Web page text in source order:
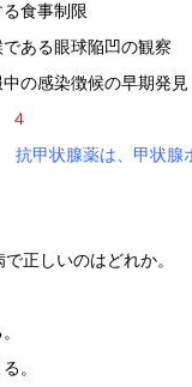
食事制限
ある眼球陥凹の観察
の感染徴候の早期発見
４
甲状腺薬は、甲状腺
正しいのはどれか。
。